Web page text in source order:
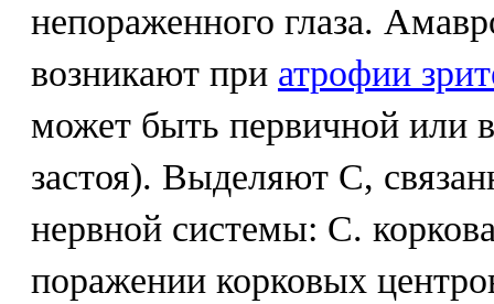
непораженного глаза.
возникают при атрофии
может быть первичной или
застоя). Выделяют С,
нервной системы: С.
поражении корковых